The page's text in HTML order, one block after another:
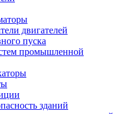
двигателей
пуска
промышленной
зданий